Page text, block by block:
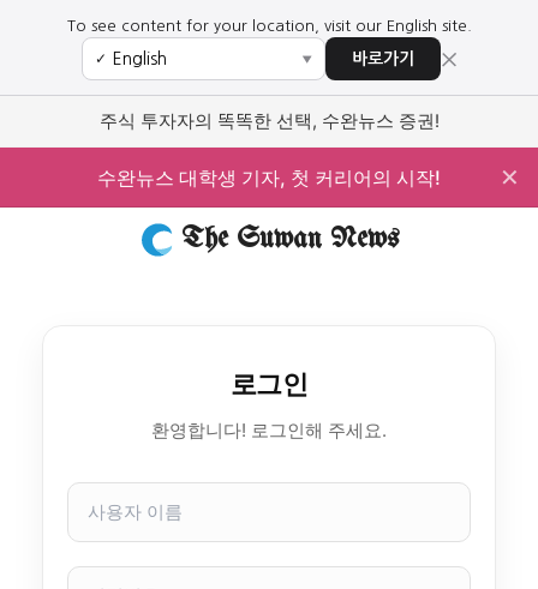
To see content for your location, visit our English site.
✓ ▼ 바로가기 ×
주식 투자자의 똑똑한 선택, 수완뉴스 증권!
수완뉴스 대학생 기자, 첫 커리어의 시작! ✕
The Suwan News
로그인
환영합니다! 로그인해 주세요.
사
자
이
비